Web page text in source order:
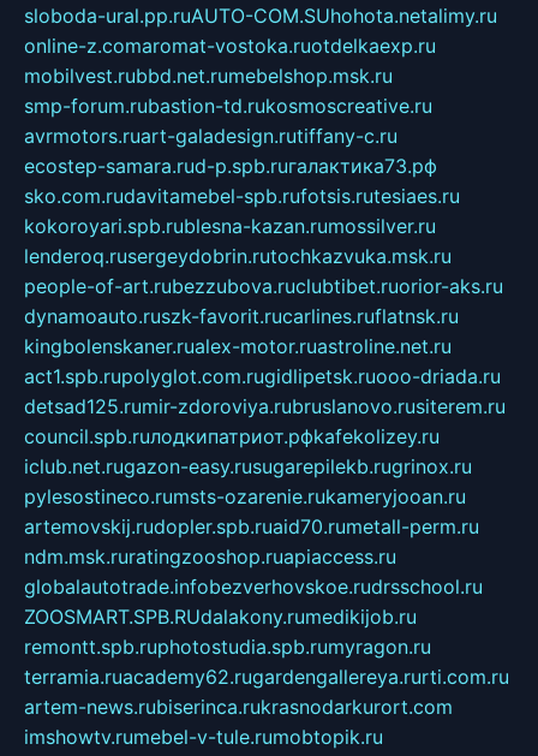
sloboda-ural.pp.ruAUTO-COM.SUhohota.netalimy.ru
online-z.comaromat-vostoka.ruotdelkaexp.ru
mobilvest.rubbd.net.rumebelshop.msk.ru
smp-forum.rubastion-td.rukosmoscreative.ru
avrmotors.ruart-galadesign.rutiffany-c.ru
ecostep-samara.rud-p.spb.ruгалактика73.рф
sko.com.rudavitamebel-spb.rufotsis.rutesiaes.ru
kokoroyari.spb.rublesna-kazan.rumossilver.ru
lenderoq.rusergeydobrin.rutochkazvuka.msk.ru
people-of-art.rubezzubova.ruclubtibet.ruorior-aks.ru
dynamoauto.ruszk-favorit.rucarlines.ruflatnsk.ru
kingbolenskaner.rualex-motor.ruastroline.net.ru
act1.spb.rupolyglot.com.rugidlipetsk.ruooo-driada.ru
detsad125.rumir-zdoroviya.rubruslanovo.rusiterem.ru
council.spb.ruлодкипатриот.рфkafekolizey.ru
iclub.net.rugazon-easy.rusugarepilekb.rugrinox.ru
pylesostineco.rumsts-ozarenie.rukameryjooan.ru
artemovskij.rudopler.spb.ruaid70.rumetall-perm.ru
ndm.msk.ruratingzooshop.ruapiaccess.ru
globalautotrade.infobezverhovskoe.rudrsschool.ru
ZOOSMART.SPB.RUdalakony.rumedikijob.ru
remontt.spb.ruphotostudia.spb.rumyragon.ru
terramia.ruacademy62.rugardengallereya.rurti.com.ru
artem-news.rubiserinca.rukrasnodarkurort.com
imshowtv.rumebel-v-tule.rumobtopik.ru